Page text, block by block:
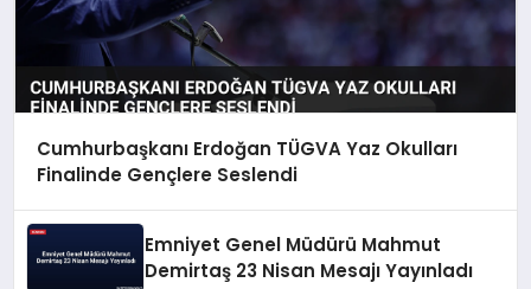
Cumhurbaşkanı Erdoğan TÜGVA Yaz Okulları
Finalinde Gençlere Seslendi
Emniyet Genel Müdürü Mahmut
Demirtaş 23 Nisan Mesajı Yayınladı